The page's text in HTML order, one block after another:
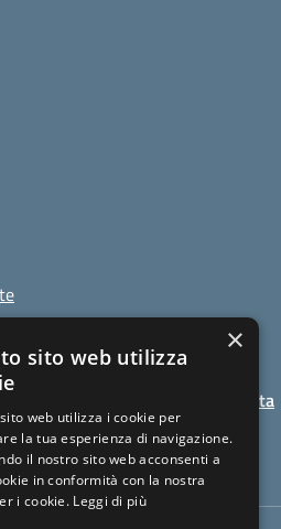
Albo onlinePrivacy Policy
Dichiarazioni di accessibilita
×
sito web utilizza
web utilizza i cookie per
la tua esperienza di navigazione.
il nostro sito web acconsenti a
in conformità con la nostra
i cookie. Leggi di più